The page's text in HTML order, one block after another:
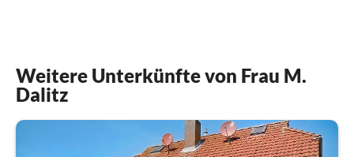
Weitere Unterkünfte von Frau M.
Dalitz